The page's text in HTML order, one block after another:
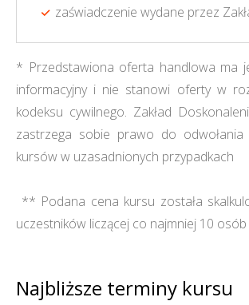
zaświadczenie wydane przez
* Przedstawiona oferta handlowa ma
informacyjny i nie stanowi oferty w
kodeksu cywilnego. Zakład
zastrzega sobie prawo do odwołania
kursów w uzasadnionych przypadkach
** Podana cena kursu została
uczestników liczącej co najmniej 10 osób
Najbliższe terminy kursu